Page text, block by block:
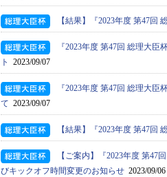
【結果】『2023年度 第47回
『2023年度 第47回 総理大
ト
2023/09/07
『2023年度 第47回 総理大
て 2023/09/07
【結果】『2023年度 第47回
【ご案内】『2023年度 第47
びキックオフ時間変更のお知らせ 2023/09/06